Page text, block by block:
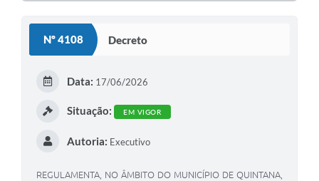
Nº 4108 Decreto
Data: 17/06/2026
Situação: EM VIGOR
Autoria: Executivo
REGULAMENTA, NO ÂMBITO DO MUNICÍPIO DE QUINTANA,